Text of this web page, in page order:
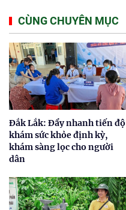
CÙNG CHUYÊN MỤC
Đắk Lắk: Đẩy nhanh tiến độ
khám sức khỏe định kỳ,
khám sàng lọc cho người
dân